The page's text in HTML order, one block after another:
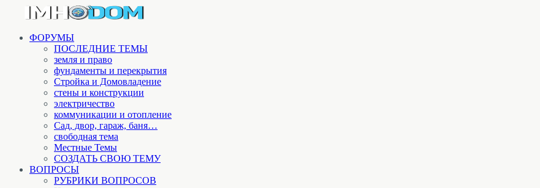
ФОРУМЫ
ПОСЛЕДНИЕ ТЕМЫ
земля и право
фундаменты и перекрытия
Стройка и Домовладение
стены и конструкции
электричество
коммуникации и отопление
Cад, двор, гараж, баня…
свободная тема
Местные Темы
СОЗДАТЬ СВОЮ ТЕМУ
ВОПРОСЫ
РУБРИКИ ВОПРОСОВ